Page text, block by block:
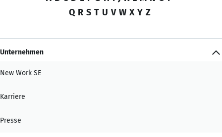
Q R S T U V W X Y Z
Unternehmen
New Work SE
Karriere
Presse